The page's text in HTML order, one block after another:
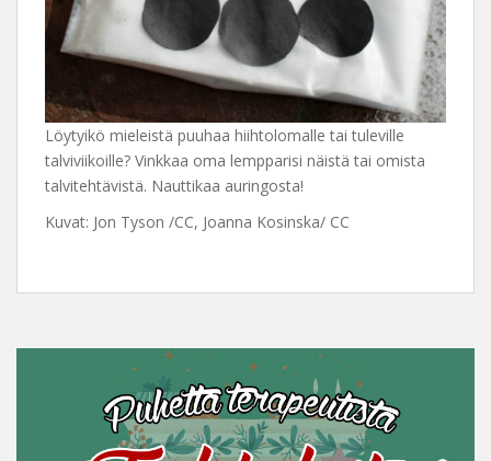
Löytyikö mieleistä puuhaa hiihtolomalle tai tuleville
talviviikoille? Vinkkaa oma lempparisi näistä tai omista
talvitehtävistä. Nauttikaa auringosta!
Kuvat: Jon Tyson /CC, Joanna Kosinska/ CC